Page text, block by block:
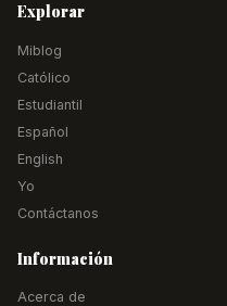
Explorar
Miblog
Católico
Estudiantil
Español
English
Yo
Contáctanos
Información
Acerca de